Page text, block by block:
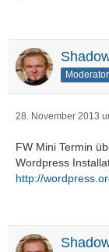
Moderator
28. November 2013
FW Mini Termin
Wordpress
http://